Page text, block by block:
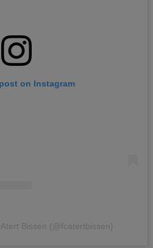
on Instagram
Bissen (@fcatertbissen)